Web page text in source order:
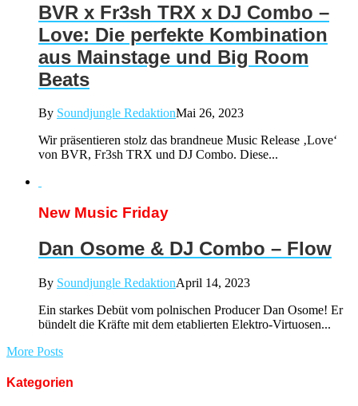
BVR x Fr3sh TRX x DJ Combo –
Love: Die perfekte Kombination
aus Mainstage und Big Room
Beats
By Soundjungle RedaktionMai 26, 2023
Wir präsentieren stolz das brandneue Music Release ‚Love‘
von BVR, Fr3sh TRX und DJ Combo. Diese...
New Music Friday
Dan Osome & DJ Combo – Flow
By Soundjungle RedaktionApril 14, 2023
Ein starkes Debüt vom polnischen Producer Dan Osome! Er
bündelt die Kräfte mit dem etablierten Elektro-Virtuosen...
More Posts
Kategorien